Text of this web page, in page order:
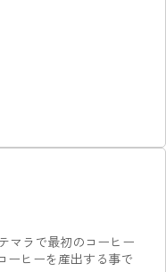
マラで最初のコーヒー
ーヒーを産出する事で